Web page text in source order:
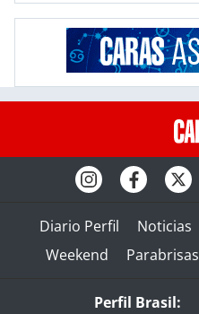
Diario Perfil Noticias
Weekend
Parabrisas
Perfil Brasil: